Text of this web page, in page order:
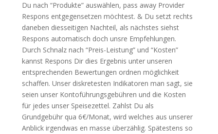
Du nach “Produkte” auswählen, pass away Provider
Respons entgegensetzen möchtest. & Du setzt rechts
daneben diesseitigen Nachteil, als nächstes siehst
Respons automatisch doch unsre Empfehlungen.
Durch Schnalz nach “Preis-Leistung” und “Kosten”
kannst Respons Dir dies Ergebnis unter unseren
entsprechenden Bewertungen ordnen möglichkeit
schaffen. Unser diskretesten Indikatoren man sagt, sie
seien unser Kontoführungsgebühren und die Kosten
für jedes unser Speisezettel. Zahlst Du als
Grundgebühr qua 6€/Monat, wird welches aus unserer
Anblick irgendwas en masse überzählig. Spätestens so